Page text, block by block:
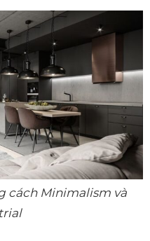
cách Minimalism và